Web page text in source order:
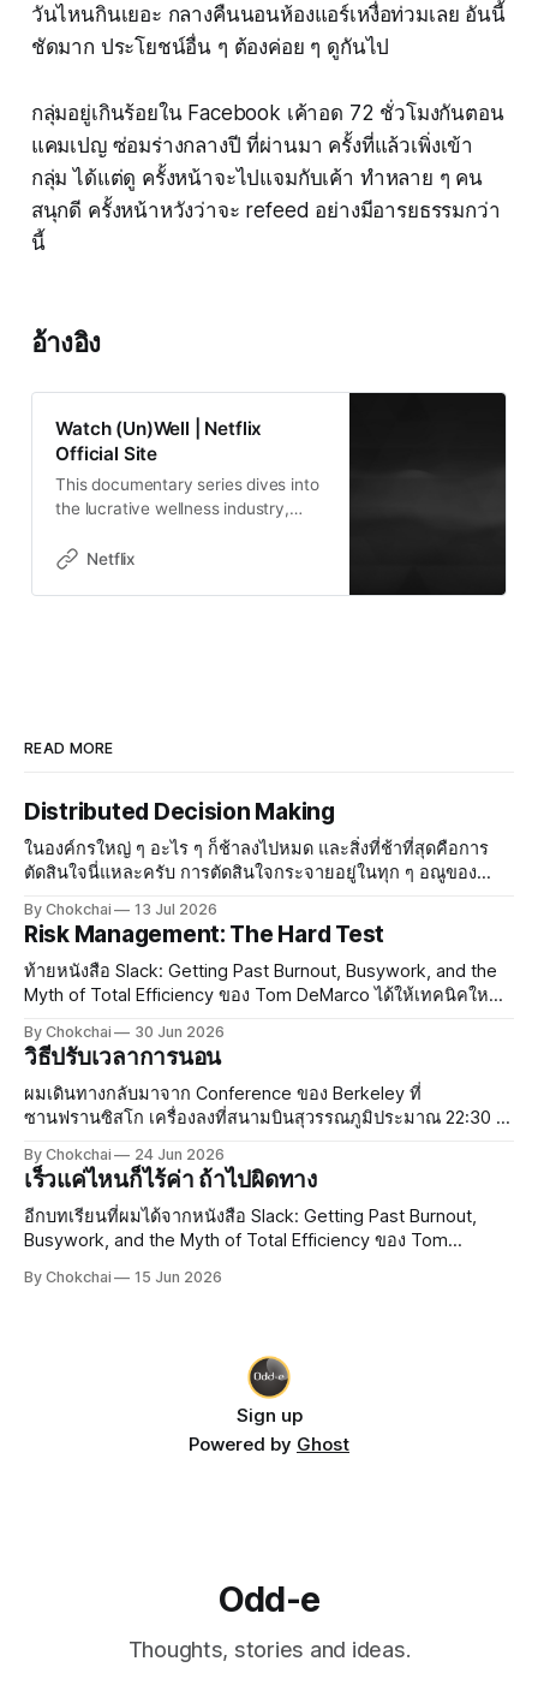
วันไหนกินเยอะ กลางคืนนอนห้องแอร์เหงื่อท่วมเลย อันนี้
ชัดมาก ประโยชน์อื่น ๆ ต้องค่อย ๆ ดูกันไป
กลุ่มอยู่เกินร้อยใน Facebook เค้าอด 72 ชั่วโมงกันตอน
แคมเปญ ซ่อมร่างกลางปี ที่ผ่านมา ครั้งที่แล้วเพิ่งเข้า
กลุ่ม ได้แต่ดู ครั้งหน้าจะไปแจมกับเค้า ทำหลาย ๆ คน
สนุกดี ครั้งหน้าหวังว่าจะ refeed อย่างมีอารยธรรมกว่า
นี้
อ้างอิง
Watch (Un)Well | Netflix
Official Site
This documentary series dives into
the lucrative wellness industry,
do the products live up to the
Netflix
READ MORE
Distributed Decision Making
ในองค์กรใหญ่ ๆ อะไร ๆ ก็ช้าลงไปหมด และสิ่งที่ช้าที่สุดคือการ
ตัดสินใจนี่แหละครับ การตัดสินใจกระจายอยู่ในทุก ๆ อณูของ
จะกล้าตัดสินใจและกล้าออกความเห็น แต่พอองค์กรใหญ่
By Chokchai 13 Jul 2026
Risk Management: The Hard Test
ท้ายหนังสือ Slack: Getting Past Burnout, Busywork, and the
Myth of Total Efficiency ของ Tom DeMarco ได้ให้เทคนิคใหม่
ปัจจุบัน งานมีความเสี่ยงกระจายอยู่เต็มไปหมด ซึ่งในความเสี่ยง
นั้น เรามีโอกาสโชคดีและมีโอกาสโชคร้าย การจัดการความเสี่ยง
เป็นสิ
By Chokchai 30 Jun 2026
วิธีปรับเวลาการนอน
ผมเดินทางกลับมาจาก Conference ของ Berkeley ที่
ซานฟรานซิสโก เครื่องลงที่สนามบินสุวรรณภูมิประมาณ 22:30 น.
เพราะลองซื้อหมอนรองคอจาก Duty Free ที่ซานฟรานซิสโกมา
ใช้ดู หมอนเป็นลายการ์ตูน มีรูปสะพาน
By Chokchai 24 Jun 2026
เร็วแค่ไหนก็ไร้ค่า ถ้าไปผิดทาง
อีกบทเรียนที่ผมได้จากหนังสือ Slack: Getting Past Burnout,
Busywork, and the Myth of Total Efficiency ของ Tom
Efficiency คืออะไร? Efficiency แปลว่า "ประสิทธิภาพ" ยก
By Chokchai 15 Jun 2026
Sign up
Powered by Ghost
Odd-e
Thoughts, stories and ideas.